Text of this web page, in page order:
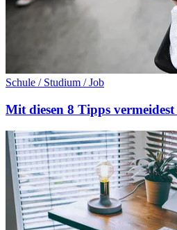
Schule / Studium / Job
Mit diesen 8 Tipps